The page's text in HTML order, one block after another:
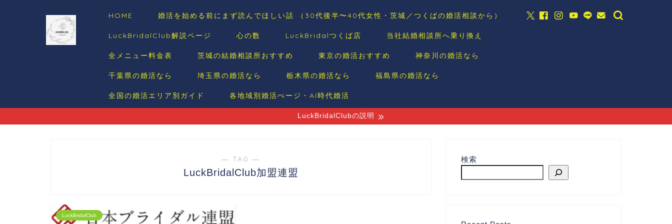
HOME 婚活を始める前にまず読んでほしい話 （30代後半〜40代女性・茨城／つくばの婚活相談から）
LuckBridalClub解説ページ 心の数 LuckBridalつくば店 当社結婚相談所へ乗り換え
全メニュー料金表 茨城の結婚相談所おすすめ 東京の婚活おすすめ 神奈川の婚活なら
千葉県の婚活なら 埼玉県の婚活なら 栃木県の婚活なら 福島県の婚活なら
全国の婚活エリア別ガイド 各地域別婚活ぺージ・AI時代婚活
LuckBridalClubの説明
― TAG ―
LuckBridalClub加盟連盟
LuckBridalClub
検索